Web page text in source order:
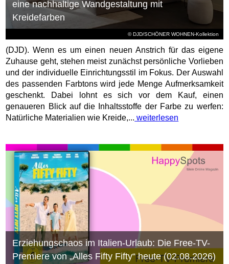
© DJD/SCHÖNER WOHNEN-Kollektion
eine nachhaltige Wandgestaltung mit
Kreidefarben
(DJD). Wenn es um einen neuen Anstrich für das eigene
Zuhause geht, stehen meist zunächst persönliche Vorlieben
und der individuelle Einrichtungsstil im Fokus. Der Auswahl
des passenden Farbtons wird jede Menge Aufmerksamkeit
geschenkt. Dabei lohnt es sich vor dem Kauf, einen
genaueren Blick auf die Inhaltsstoffe der Farbe zu werfen:
Natürliche Materialien wie Kreide,... weiterlesen
Erziehungschaos im Italien-Urlaub: Die Free-TV-
Premiere von „Alles Fifty Fifty“ heute (02.08.2026)